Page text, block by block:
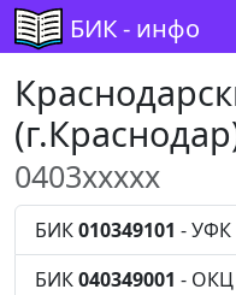
БИК - инфо
0403xxxxx
БИК010349101 - УФК
БИК040349001 - ОКЦ